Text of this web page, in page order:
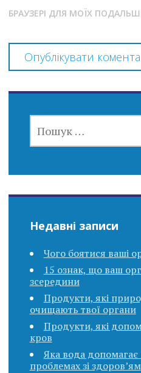
БРАУЗЕРІ ДЛЯ МОЇХ
Недавні записи
Чого боятися ваші
15 ознак, що ваш
зсередини
Продукти, які
очищають твої органи
Продукти, які
кров
Яка вода допомагає
проблемах зі здоров’ям